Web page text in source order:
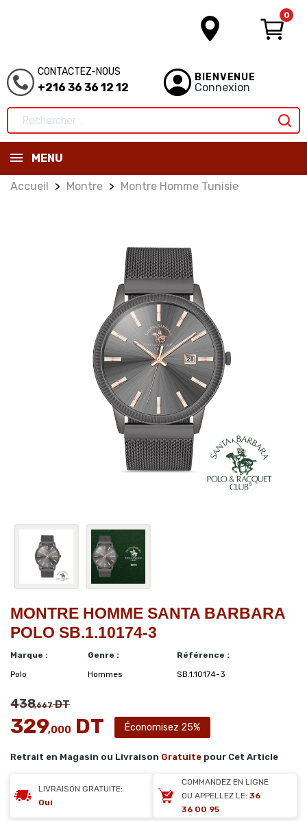
0
CONTACTEZ-NOUS
+216 36 36 12 12
BIENVENUE
Connexion
MENU
Accueil Montre Montre Homme Tunisie
MONTRE HOMME SANTA BARBARA
POLO SB.1.10174-3
Marque :
Polo
Genre :
Hommes
Référence :
SB.1.10174-3
438,667DT
329,000 DT Économisez 25%
Retrait en Magasin ou Livraison Gratuite pour Cet Article
LIVRAISON GRATUITE:
Oui
COMMANDEZ EN LIGNE
OU APPELLEZ LE: 36
36 00 95